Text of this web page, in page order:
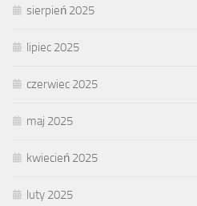
sierpień 2025
lipiec 2025
czerwiec 2025
maj 2025
kwiecień 2025
luty 2025